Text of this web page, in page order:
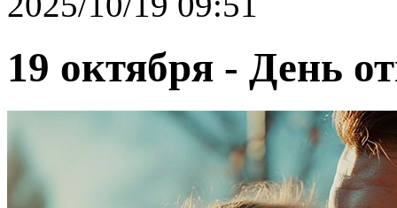
19 октября - День